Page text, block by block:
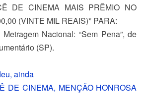
DE CINEMA MAIS PRÊMIO NO
(VINTE MIL REAIS)* PARA:
Nacional: “Sem Pena”, de
(SP).
ainda
DE CINEMA, MENÇÃO HONROSA